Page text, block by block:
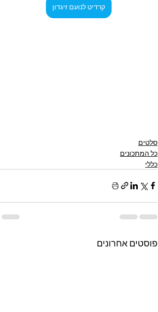
קרדיט לנועם זיגדון
סלטים
כל המתכונים
כללי
פוסטים אחרונים